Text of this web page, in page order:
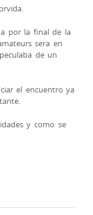
por la final de la
sera en
de un
el encuentro ya
y como se